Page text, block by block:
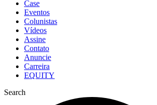
Case
Eventos
Colunistas
Vídeos
Assine
Contato
Anuncie
Carreira
EQUITY
Search